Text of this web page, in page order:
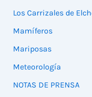
Los Carrizales de
Mamíferos
Mariposas
Meteorología
NOTAS DE PRENSA